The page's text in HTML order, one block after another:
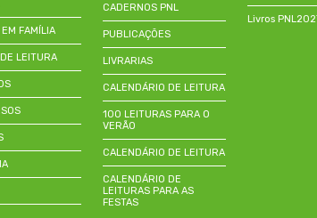
FAMÍLIA
LEITURA
CADERNOS PNL
PUBLICAÇÕES
LIVRARIAS
CALENDÁRIO DE LEITURA
100 LEITURAS PARA O
VERÃO
CALENDÁRIO DE LEITURA
CALENDÁRIO DE
LEITURAS PARA AS
FESTAS
Livros